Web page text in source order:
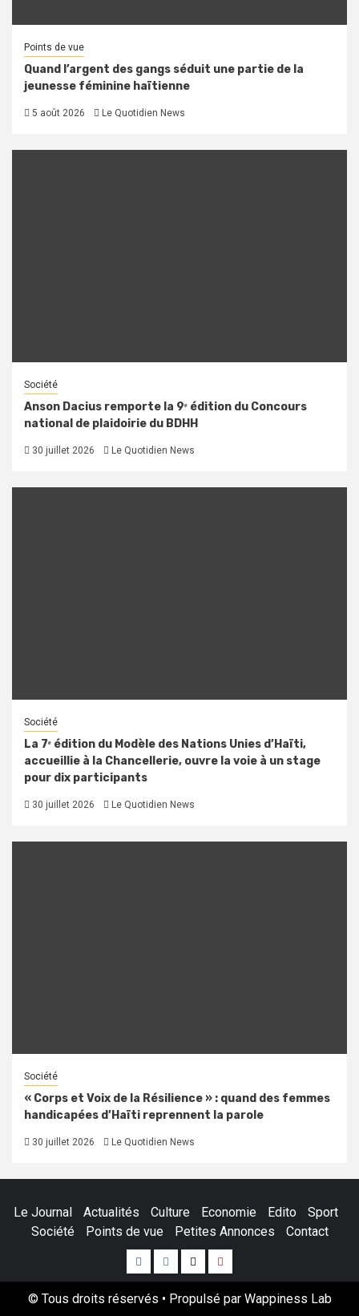
Points de vue
Quand l’argent des gangs séduit une partie de la
jeunesse féminine haïtienne
5 août 2026 Le Quotidien News
Société
Anson Dacius remporte la 9ᵉ édition du Concours
national de plaidoirie du BDHH
30 juillet 2026 Le Quotidien News
Société
La 7ᵉ édition du Modèle des Nations Unies d’Haïti,
accueillie à la Chancellerie, ouvre la voie à un stage
pour dix participants
30 juillet 2026 Le Quotidien News
Société
« Corps et Voix de la Résilience » : quand des femmes
handicapées d’Haïti reprennent la parole
30 juillet 2026 Le Quotidien News
Le Journal Actualités Culture Economie Edito
Sport
Société
Points de vue Petites Annonces Contact
FacebookInstagram
TwitterYoutube
© Tous droits réservés • Propulsé par Wappiness Lab